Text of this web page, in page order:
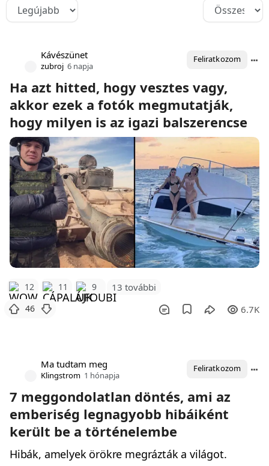
Kávészünet
zubroj 6 napja
Feliratkozom
Ha azt hitted, hogy vesztes vagy,
akkor ezek a fotók megmutatják,
hogy milyen is az igazi balszerencse
12 11 9 13 további
46 6.7K
Ma tudtam meg
Klingstrom 1 hónapja
Feliratkozom
7 meggondolatlan döntés, ami az
emberiség legnagyobb hibáiként
került be a történelembe
Hibák, amelyek örökre megrázták a világot.